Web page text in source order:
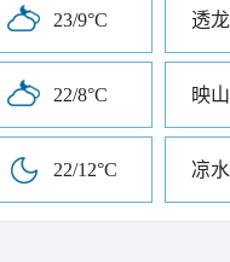
23/9°C 透
22/8°C 映
22/12°C 凉